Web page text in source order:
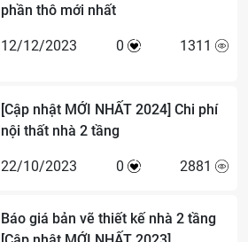
phần thô mới nhất
12/12/2023 0 1311
[Cập nhật MỚI NHẤT 2024] Chi phí
nội thất nhà 2 tầng
22/10/2023 0 2881
Báo giá bản vẽ thiết kế nhà 2 tầng